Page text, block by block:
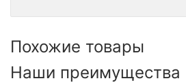
Похожие товары
Наши преимущества